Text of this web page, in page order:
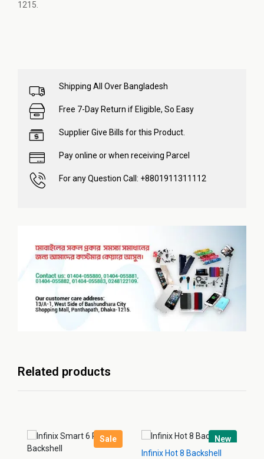
1215.
Shipping All Over Bangladesh
Free 7-Day Return if Eligible, So Easy
Supplier Give Bills for this Product.
Pay online or when receiving Parcel
For any Question Call: +8801911311112
Related products
Sale
New
Infinix Hot 8 Backshell